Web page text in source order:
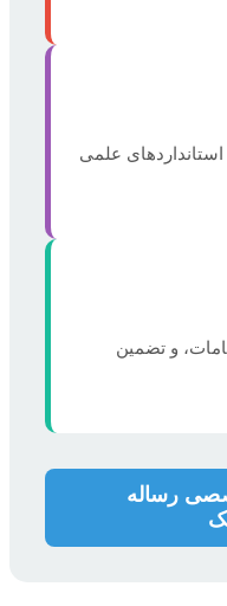
علمی
و تضمین
رساله